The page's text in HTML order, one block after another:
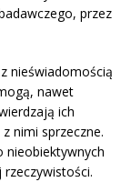
przez
nieświadomością
nawet
ich
nimi sprzeczne.
nieobiektywnych
rzeczywistości.